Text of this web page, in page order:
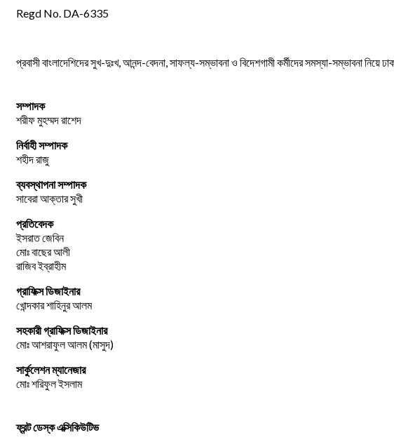
Regd No. DA-6335
প্রবাসী বাংলাদেশিদের সুখ-দুঃখ, আনন্দ-বেদনা, সাফল্য-সম্ভাবনা ও বিদেশগামী কর্মীদের সমস্যা-সম্ভাবনা
সম্পাদক
শরীফ মুহম্মদ রাশেদ
নির্বাহী সম্পাদক
শহীদ রাজু
ব্যবস্থাপনা সম্পাদক
সাবেরা আক্তার সুখী
প্রতিবেদক
ইসরাত জেবিন
মোঃ বাছের আলী
রাজিব ইব্রাহীম
গ্রাফিক্স ডিজাইনার
খোন্দকার শাহিনুর আলম
সহকারী গ্রাফিক্স ডিজাইনার
মোঃ আশরাফুল আলম (মাসুদ)
সার্কুলেশন ম্যানেজার
মোঃ শরিফুল ইসলাম
ফ্রন্ট ডেস্ক এক্সিকিউটিভ